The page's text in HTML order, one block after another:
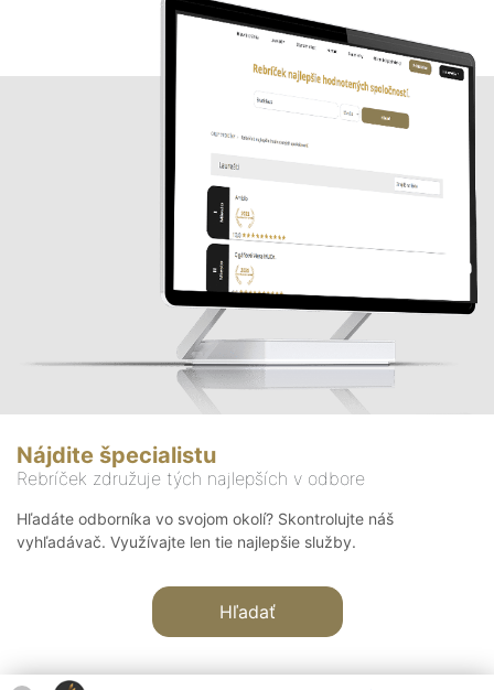
Nájdite špecialistu
Rebríček združuje tých najlepších v odbore
Hľadáte odborníka vo svojom okolí? Skontrolujte náš
vyhľadávač. Využívajte len tie najlepšie služby.
Hľadať